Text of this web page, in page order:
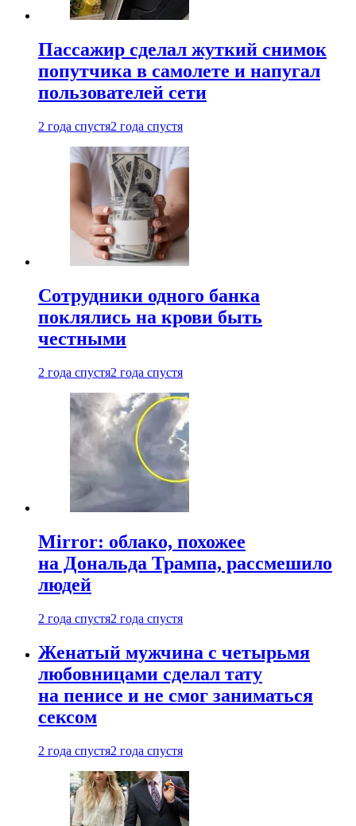
Пассажир сделал жуткий снимок
попутчика в самолете и напугал
пользователей сети
2 года спустя2 года спустя
Сотрудники одного банка
поклялись на крови быть
честными
2 года спустя2 года спустя
Mirror: облако, похожее
на Дональда Трампа, рассмешило
людей
2 года спустя2 года спустя
Женатый мужчина с четырьмя
любовницами сделал тату
на пенисе и не смог заниматься
сексом
2 года спустя2 года спустя